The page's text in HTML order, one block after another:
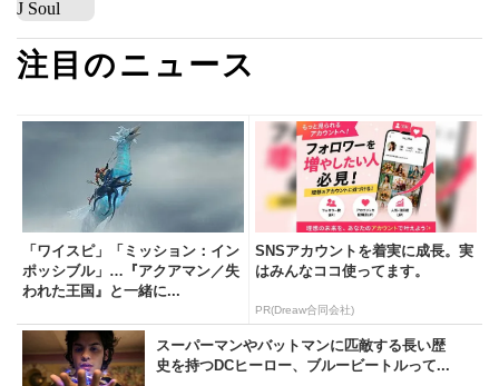
注目のニュース
「ワイスピ」「ミッション：イン
ポッシブル」…『アクアマン／失
われた王国』と一緒に...
SNSアカウントを着実に成長。実
はみんなココ使ってます。
PR(Dreaw合同会社)
スーパーマンやバットマンに匹敵する長い歴
史を持つDCヒーロー、ブルービートルって...